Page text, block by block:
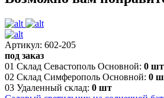
Артикул: 602-205
под заказ
01 Склад Севастополь Основной: 0 шт
02 Склад Симферополь Основной: 0
03 Удаленный склад: 0 шт